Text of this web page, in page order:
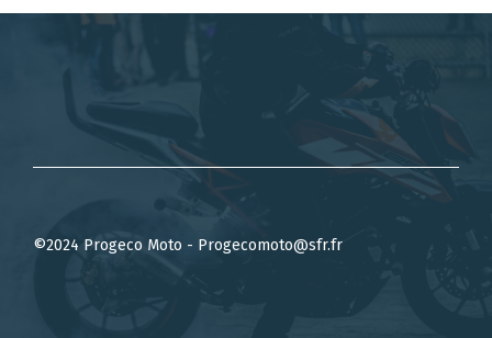
©2024 Progeco Moto - Progecomoto@sfr.fr